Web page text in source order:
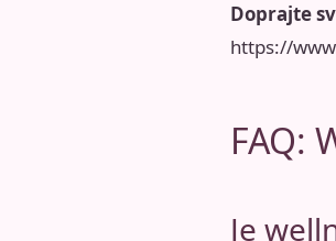
Doprajte
https://
FAQ:
Je